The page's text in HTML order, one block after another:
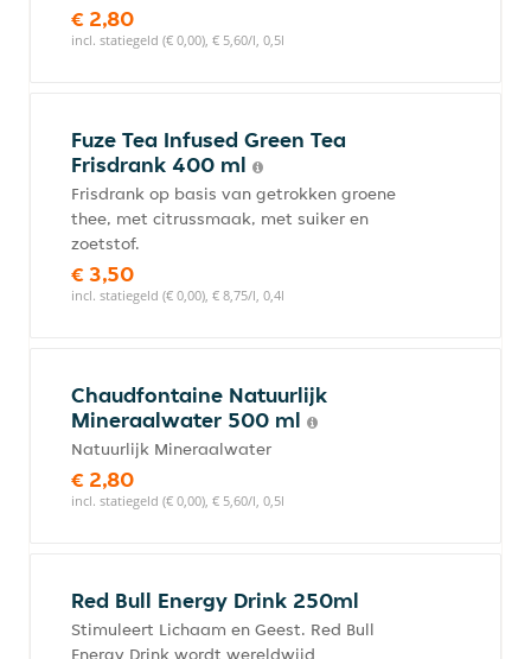
€ 2,80
incl. statiegeld (€ 0,00), € 5,60/l, 0,5l
Fuze Tea Infused Green Tea
Frisdrank 400 ml
Frisdrank op basis van getrokken groene
thee, met citrussmaak, met suiker en
zoetstof.
€ 3,50
incl. statiegeld (€ 0,00), € 8,75/l, 0,4l
Chaudfontaine Natuurlijk
Mineraalwater 500 ml
Natuurlijk Mineraalwater
€ 2,80
incl. statiegeld (€ 0,00), € 5,60/l, 0,5l
Red Bull Energy Drink 250ml
Stimuleert Lichaam en Geest. Red Bull
Energy Drink wordt wereldwijd